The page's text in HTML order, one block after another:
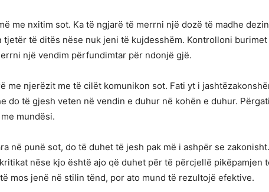
me nxitim sot. Ka të ngjarë të merrni një dozë të madhe
tjetër të ditës nëse nuk jeni të kujdesshëm. Kontrolloni
një vendim përfundimtar për ndonjë gjë.
me njerëzit me të cilët komunikon sot. Fati yt i
do të gjesh veten në vendin e duhur në kohën e duhur.
mundësi.
në punë sot, do të duhet të jesh pak më i ashpër se
nëse kjo është ajo që duhet për të përcjellë pikëpamjen
mos jenë në stilin tënd, por ato mund të rezultojë efektive.